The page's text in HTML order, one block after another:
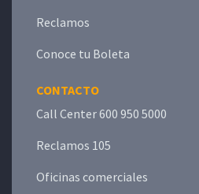
Reclamos
Conoce tu Boleta
CONTACTO
Call Center 600 950 5000
Reclamos 105
Oficinas comerciales